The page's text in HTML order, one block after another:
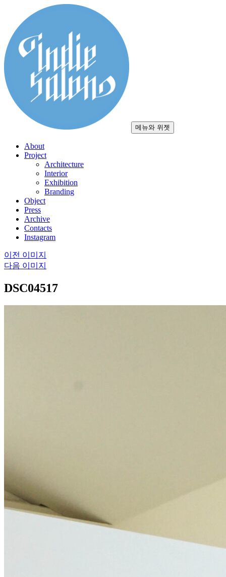
로
건
너
뛰
기
메뉴와 위젯
About
Project
Architecture
Interior
Exhibition
Branding
Object
Press
Archive
Contacts
Instagram
이전 이미지
다음 이미지
DSC04517